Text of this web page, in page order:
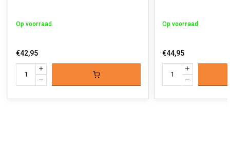
Op voorraad
€42,95
Op voorraad
€44,95